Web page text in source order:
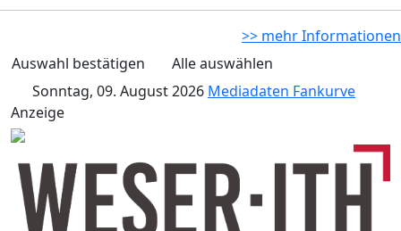
>> mehr Informationen
Auswahl bestätigen
Alle auswählen
Sonntag, 09. August 2026 Mediadaten Fankurve
Anzeige